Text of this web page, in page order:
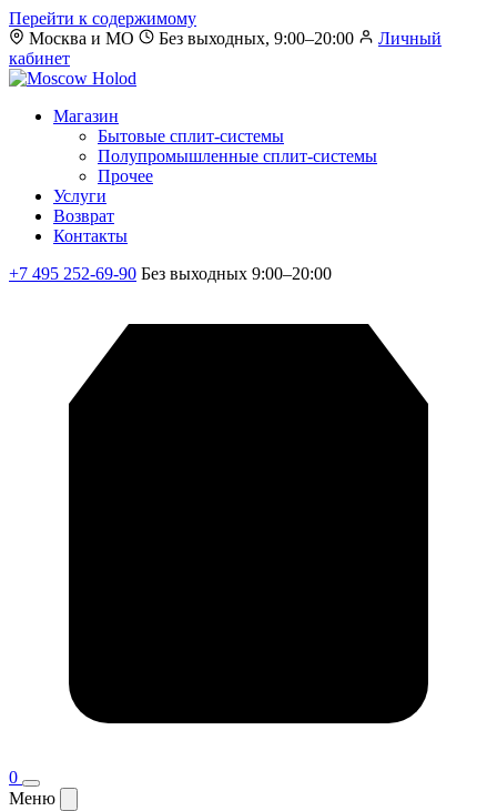
Перейти к содержимому
Москва и МО
Без выходных, 9:00–20:00
Личный
кабинет
Магазин
Бытовые сплит-системы
Полупромышленные сплит-системы
Прочее
Услуги
Возврат
Контакты
+7 495 252-69-90 Без выходных 9:00–20:00
0
Меню